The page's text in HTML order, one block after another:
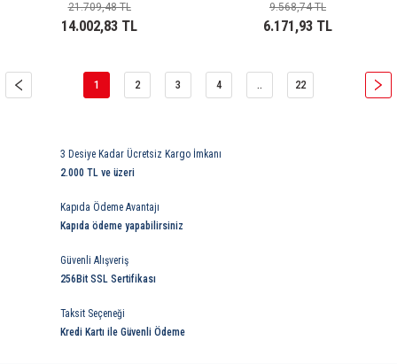
21.709,48 TL
14.002,83 TL
9.568,74 TL
6.171,93 TL
1 2 3 4 .. 22
3 Desiye Kadar Ücretsiz Kargo İmkanı
2.000 TL ve üzeri
Kapıda Ödeme Avantajı
Kapıda ödeme yapabilirsiniz
Güvenli Alışveriş
256Bit SSL Sertifikası
Taksit Seçeneği
Kredi Kartı ile Güvenli Ödeme